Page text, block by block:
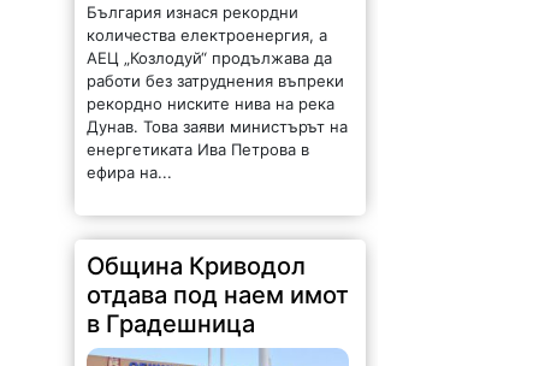
България изнася рекордни
количества електроенергия, а
АЕЦ „Козлодуй“ продължава да
работи без затруднения въпреки
рекордно ниските нива на река
Дунав. Това заяви министърът на
енергетиката Ива Петрова в
ефира на...
Община Криводол
отдава под наем имот
в Градешница